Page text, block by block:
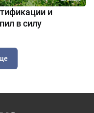
и
в силу